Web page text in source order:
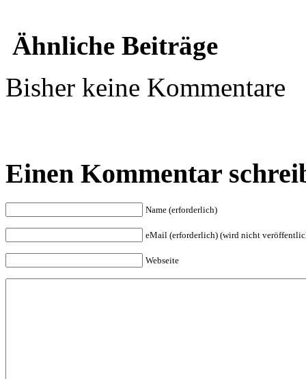
Ähnliche Beiträge
Bisher keine Kommentare
Einen Kommentar
Name (erforderlich)
eMail (erforderlich) (wird nicht
Webseite